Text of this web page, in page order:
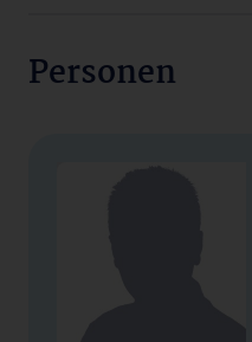
Personen